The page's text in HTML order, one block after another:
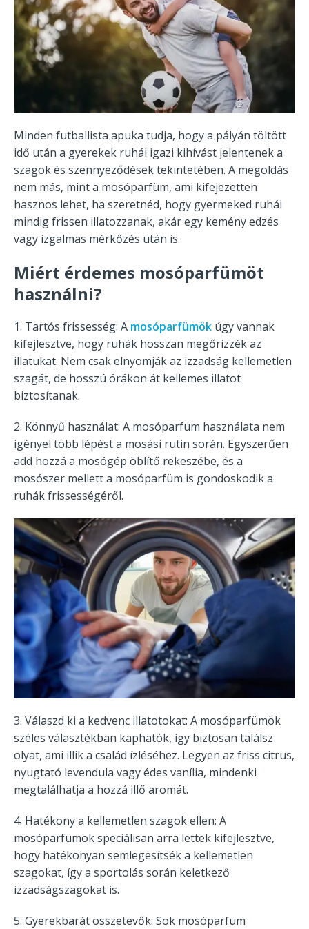
Minden futballista apuka tudja, hogy a pályán töltött
idő után a gyerekek ruhái igazi kihívást jelentenek a
szagok és szennyeződések tekintetében. A megoldás
nem más, mint a mosóparfüm, ami kifejezetten
hasznos lehet, ha szeretnéd, hogy gyermeked ruhái
mindig frissen illatozzanak, akár egy kemény edzés
vagy izgalmas mérkőzés után is.
Miért érdemes mosóparfümöt
használni?
1. Tartós frissesség: A mosóparfümök úgy vannak
kifejlesztve, hogy ruhák hosszan megőrizzék az
illatukat. Nem csak elnyomják az izzadság kellemetlen
szagát, de hosszú órákon át kellemes illatot
biztosítanak.
2. Könnyű használat: A mosóparfüm használata nem
igényel több lépést a mosási rutin során. Egyszerűen
add hozzá a mosógép öblítő rekeszébe, és a
mosószer mellett a mosóparfüm is gondoskodik a
ruhák frissességéről.
3. Válaszd ki a kedvenc illatotokat: A mosóparfümök
széles választékban kaphatók, így biztosan találsz
olyat, ami illik a család ízléséhez. Legyen az friss citrus,
nyugtató levendula vagy édes vanília, mindenki
megtalálhatja a hozzá illő aromát.
4. Hatékony a kellemetlen szagok ellen: A
mosóparfümök speciálisan arra lettek kifejlesztve,
hogy hatékonyan semlegesítsék a kellemetlen
szagokat, így a sportolás során keletkező
izzadságszagokat is.
5. Gyerekbarát összetevők: Sok mosóparfüm